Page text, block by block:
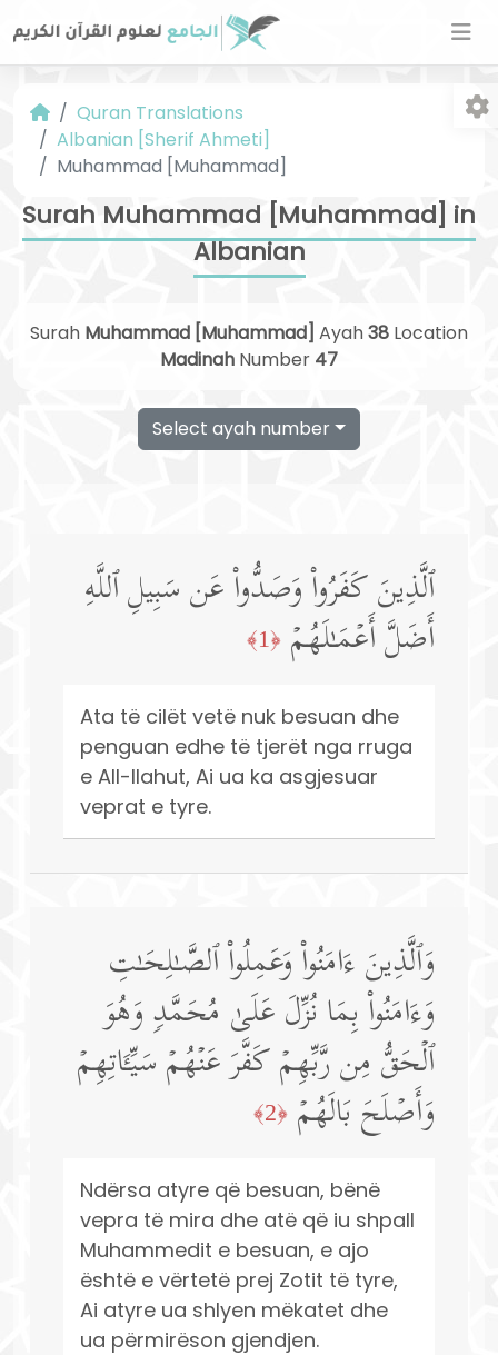
Quran Translations
Albanian [Sherif Ahmeti]
Muhammad [Muhammad]
Surah Muhammad [Muhammad] in
Albanian
Surah Muhammad [Muhammad] Ayah38 Location
Madinah Number 47
Select ayah number
ٱلَّذِینَ كَفَرُوا۟ وَصَدُّوا۟ عَن سَبِیلِ ٱللَّهِ
أَضَلَّ أَعۡمَـٰلَهُمۡ ﴿1﴾
Ata të cilët vetë nuk besuan dhe
penguan edhe të tjerët nga rruga
e All-llahut, Ai ua ka asgjesuar
veprat e tyre.
وَٱلَّذِینَ ءَامَنُوا۟ وَعَمِلُوا۟ ٱلصَّـٰلِحَـٰتِ
وَءَامَنُوا۟ بِمَا نُزِّلَ عَلَىٰ مُحَمَّدࣲ وَهُوَ
ٱلۡحَقُّ مِن رَّبِّهِمۡ كَفَّرَ عَنۡهُمۡ سَیِّـَٔاتِهِمۡ
وَأَصۡلَحَ بَالَهُمۡ ﴿2﴾
Ndërsa atyre që besuan, bënë
vepra të mira dhe atë që iu shpall
Muhammedit e besuan, e ajo
është e vërtetë prej Zotit të tyre,
Ai atyre ua shlyen mëkatet dhe
ua përmirëson gjendjen.